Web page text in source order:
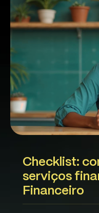
Checklist:
serviços
Financeiro